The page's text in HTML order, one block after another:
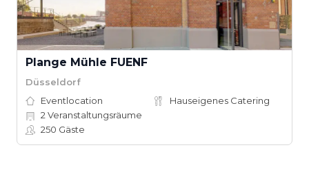
Plange Mühle FUENF
Düsseldorf
Eventlocation
Hauseigenes Catering
2 Veranstaltungsräume
250 Gäste